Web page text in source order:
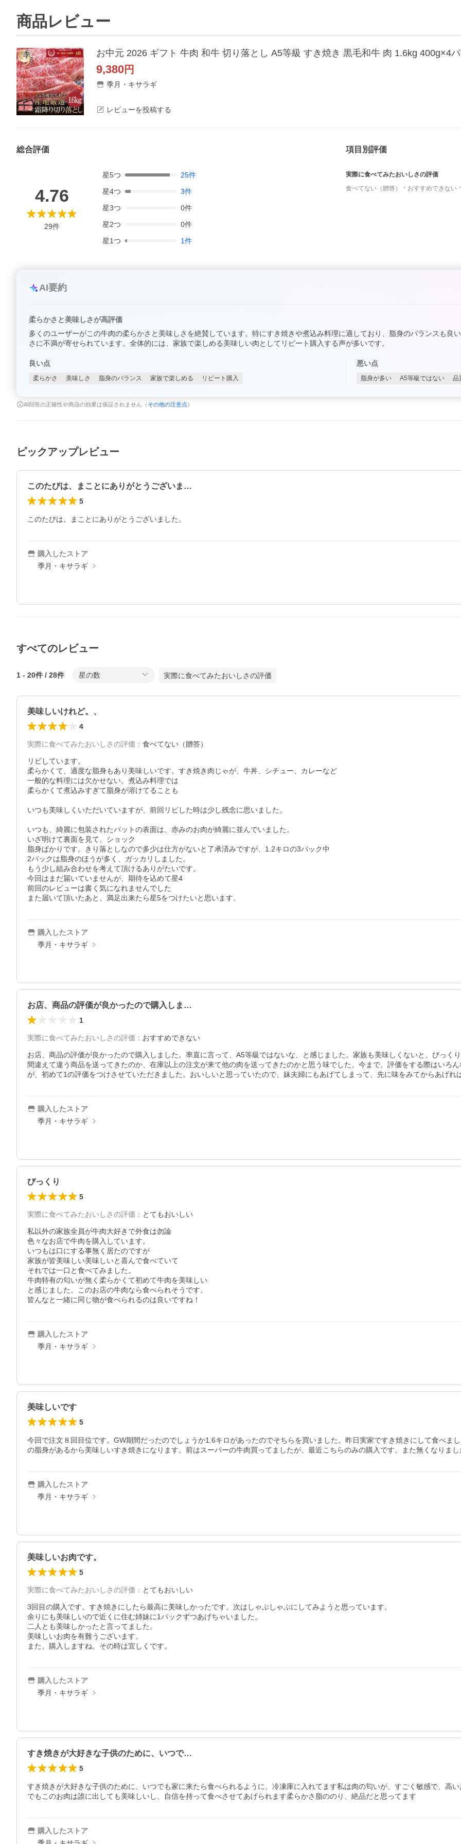
商品レビュー
お中元 2026 ギフト 牛肉 和牛 切り落とし A5等級 すき焼き 黒毛和牛 肉 1.6kg 400g×4
9,380円
季月・キサラギ
レビューを投稿する
総合評価
4.76
29件
星5つ 25件
星4つ 3件
星3つ 0件
星2つ 0件
星1つ 1件
項目別評価
実際に食べてみたおいしさの評価
食べてない（贈答）
おすすめできない
AI要約
柔らかさと美味しさが高評価
多くのユーザーがこの牛肉の柔らかさと美味しさを絶賛しています。特にすき焼きや煮込み料理に適しており、脂身のバランスも良
さに不満が寄せられています。全体的には、家族で楽しめる美味しい肉としてリピート購入する声が多いです。
良い点
柔らかさ 美味しさ 脂身のバランス 家族で楽しめる リピート購入
悪い点
脂身が多い A5等級ではない 品
AI回答の正確性や商品の効果は保証されません（ その他の注意点 ）
ピックアップレビュー
このたびは、まことにありがとうございま…
5
このたびは、まことにありがとうございました。
購入したストア
季月・キサラギ
すべてのレビュー
1 - 20件 / 28件 星の数 実際に食べてみたおいしさの評価
美味しいけれど。、
4
実際に食べてみたおいしさの評価 ： 食べてない（贈答）
リビしています。
柔らかくて、適度な脂身もあり美味しいです。すき焼き肉じゃが、牛丼、シチュー、カレーなど
一般的な料理には欠かせない。煮込み料理では
柔らかくて煮込みすぎて脂身が溶けてることも
いつも美味しくいただいていますが、前回リピした時は少し残念に思いました。
いつも、綺麗に包装されたパットの表面は、赤みのお肉が綺麗に並んでいました。
いざ明けて裏面を見て、ショック
脂身ばかりです。きり落としなので多少は仕方がないと了承済みですが、1.2キロの3バック中
2バックは脂身のほうが多く、ガッカリしました。
もう少し組み合わせを考えて頂けるありがたいです。
今回はまだ届いていませんが、期待を込めて星4
前回のレビューは書く気になれませんでした
また届いて頂いたあと、満足出来たら星5をつけたいと思います。
購入したストア
季月・キサラギ
お店、商品の評価が良かったので購入しま…
1
実際に食べてみたおいしさの評価 ： おすすめできない
お店、商品の評価が良かったので購入しました。率直に言って、A5等級ではないな、と感じました。家族も美味しくないと、びっく
間違えて違う商品を送ってきたのか、在庫以上の注文が来て他の肉を送ってきたのかと思う味でした。今まで、評価をする際はいろ
が、初めて1の評価をつけさせていただきました。おいしいと思っていたので、妹夫婦にもあげてしまって、先に味をみてからあげれ
購入したストア
季月・キサラギ
びっくり
5
実際に食べてみたおいしさの評価 ： とてもおいしい
私以外の家族全員が牛肉大好きで外食は勿論
色々なお店で牛肉を購入しています。
いつもは口にする事無く居たのですが
家族が皆美味しい美味しいと喜んで食べていて
それでは一口と食べてみました。
牛肉特有の匂いが無く柔らかくて初めて牛肉を美味しい
と感じました。このお店の牛肉なら食べられそうです。
皆んなと一緒に同じ物が食べられるのは良いですね！
購入したストア
季月・キサラギ
美味しいです
5
今回で注文８回目位です。GW期間だったのでしょうか1.6キロがあったのでそちらを買いました。昨日実家ですき焼きにして食べま
の脂身があるから美味しいすき焼きになります。前はスーパーの牛肉買ってましたが、最近こちらのみの購入です。また無くなりまし
購入したストア
季月・キサラギ
美味しいお肉です。
5
実際に食べてみたおいしさの評価 ： とてもおいしい
3回目の購入です。すき焼きにしたら最高に美味しかったです。次はしゃぶしゃぶにしてみようと思っています。
余りにも美味しいので近くに住む姉妹に1パックずつあげちゃいました。
二人とも美味しかったと言ってました。
美味しいお肉を有難うございます。
購入したストア
季月・キサラギ
すき焼きが大好きな子供のために、いつで…
5
すき焼きが大好きな子供のために、いつでも家に来たら食べられるように、冷凍庫に入れてます私は肉の匂いが、すごく敏感で、高
購入したストア